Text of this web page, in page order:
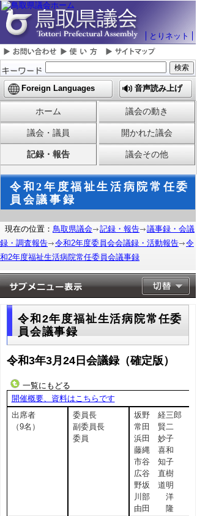
とりネット
Foreign Languages 音声読み上げ
ホーム 議会の動き
議会・議員 開かれた議会
記録・報告 議会その他
令和2年度福祉生活病院常任委
員会議事録
現在の位置： 鳥取県議会 記録・報告
議事録・会議
録・調査報告
令和2年度委員会会議録・活動報告
令
和2年度福祉生活病院常任委員会議事録
令和2年度福祉生活病院常任委
員会議事録
令和3年3月24日会議録（確定版）
一覧にもどる
開催概要、資料はこちらです
出席者
（9名）
委員長
副委員長
委員
坂野 経三郎
常田 賢二
浜田 妙子
藤縄 喜和
市谷 知子
広谷 直樹
野坂 道明
川部 洋
由田 隆